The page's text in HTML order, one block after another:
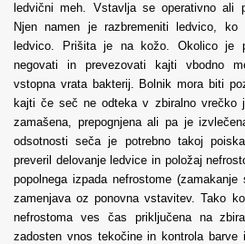
ledvični meh. Vstavlja se operativno ali
Njen namen je razbremeniti ledvico,
ledvico. Prišita je na kožo. Okolico je
negovati in prevezovati kajti vbodno
vstopna vrata bakterij. Bolnik mora biti
kajti če seč ne odteka v zbiralno vrečko
zamašena, prepognjena ali pa je
odsotnosti seča je potrebno takoj
preveril delovanje ledvice in položaj
popolnega izpada nefrostome
zamenjava oz ponovna vstavitev. Tako
nefrostoma ves čas priključena na
zadosten vnos tekočine in kontrola barve